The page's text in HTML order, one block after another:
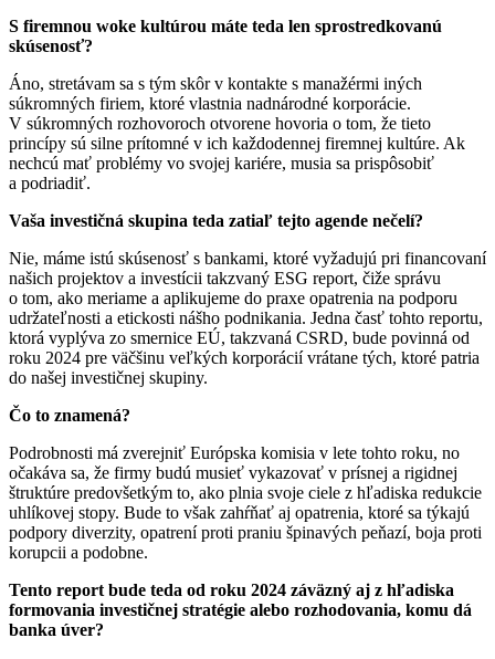
S firemnou woke kultúrou máte teda len sprostredkovanú
skúsenosť?
Áno, stretávam sa s tým skôr v kontakte s manažérmi iných
súkromných firiem, ktoré vlastnia nadnárodné korporácie.
V súkromných rozhovoroch otvorene hovoria o tom, že tieto
princípy sú silne prítomné v ich každodennej firemnej kultúre. Ak
nechcú mať problémy vo svojej kariére, musia sa prispôsobiť
a podriadiť.
Vaša investičná skupina teda zatiaľ tejto agende nečelí?
Nie, máme istú skúsenosť s bankami, ktoré vyžadujú pri financovaní
našich projektov a investícii takzvaný ESG report, čiže správu
o tom, ako meriame a aplikujeme do praxe opatrenia na podporu
udržateľnosti a etickosti nášho podnikania. Jedna časť tohto reportu,
ktorá vyplýva zo smernice EÚ, takzvaná CSRD, bude povinná od
roku 2024 pre väčšinu veľkých korporácií vrátane tých, ktoré patria
do našej investičnej skupiny.
Čo to znamená?
Podrobnosti má zverejniť Európska komisia v lete tohto roku, no
očakáva sa, že firmy budú musieť vykazovať v prísnej a rigidnej
štruktúre predovšetkým to, ako plnia svoje ciele z hľadiska redukcie
uhlíkovej stopy. Bude to však zahŕňať aj opatrenia, ktoré sa týkajú
podpory diverzity, opatrení proti praniu špinavých peňazí, boja proti
korupcii a podobne.
Tento report bude teda od roku 2024 záväzný aj z hľadiska
formovania investičnej stratégie alebo rozhodovania, komu dá
banka úver?